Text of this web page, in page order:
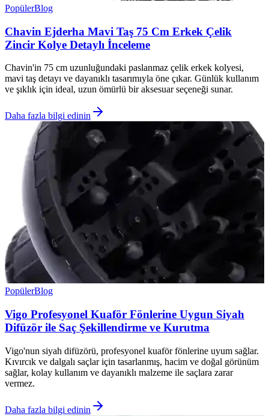
PopülerBlog
Chavin Ejderha Mavi Taş 75 Cm Erkek Çelik
Zincir Kolye Detaylı İnceleme
Chavin'in 75 cm uzunluğundaki paslanmaz çelik erkek kolyesi,
mavi taş detayı ve dayanıklı tasarımıyla öne çıkar. Günlük kullanım
ve şıklık için ideal, uzun ömürlü bir aksesuar seçeneği sunar.
Daha fazla bilgi edinin
PopülerBlog
Vigo Profesyonel Kuaför Fönlerine Uygun Siyah
Difüzör ile Saç Şekillendirme ve Kurutma
Vigo'nun siyah difüzörü, profesyonel kuaför fönlerine uyum sağlar.
Kıvırcık ve dalgalı saçlar için tasarlanmış, hacim ve doğal görünüm
sağlar, kolay kullanım ve dayanıklı malzeme ile saçlara zarar
vermez.
Daha fazla bilgi edinin